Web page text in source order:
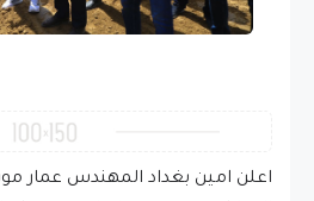
اعلن امين بغداد المهندس عمار